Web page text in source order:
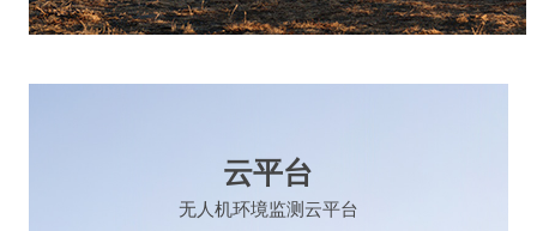
云平台
无人机环境监测云平台